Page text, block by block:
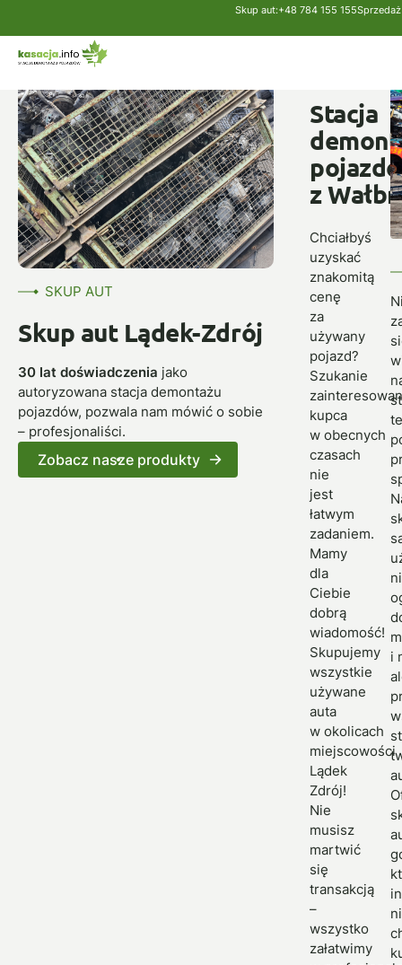
Skup aut:+48 784 155 155
Lądek-Zdrój
SKUP AUT
Skup aut Lądek-Zdrój
30 lat doświadczenia jako
autoryzowana stacja demontażu
pojazdów, pozwala nam mówić o sobie
– profesjonaliści.
Zobacz nasze produkty
Stacja
z
Chciałbyś
uzyskać
znakomitą
cenę
za
używany
pojazd?
Szukanie
kupca
w obecnych
czasach
nie
jest
łatwym
zadaniem.
Mamy
dla
Ciebie
dobrą
wiadomość!
Skupujemy
wszystkie
używane
auta
w okolicach
miejscowości
Lądek
Zdrój!
Nie
musisz
martwić
się
transakcją
–
wszystko
załatwimy
i